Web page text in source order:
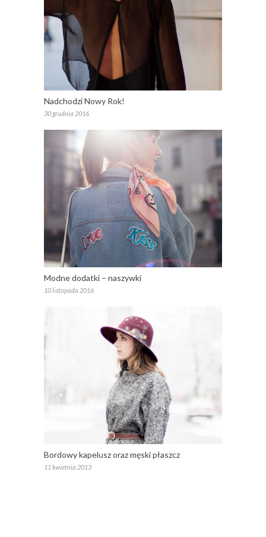
Nadchodzi Nowy Rok!
30 grudnia 2016
Modne dodatki – naszywki
10 listopada 2016
Bordowy kapelusz oraz męski płaszcz
11 kwietnia 2013